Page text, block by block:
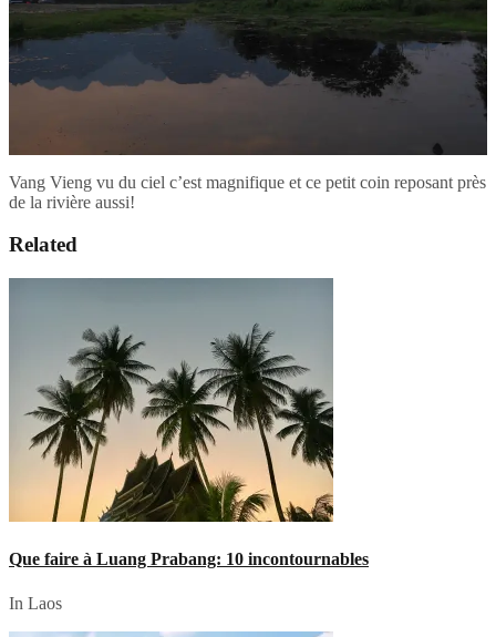
Vang Vieng vu du ciel c’est magnifique et ce petit coin reposant près
de la rivière aussi!
Related
Que faire à Luang Prabang: 10 incontournables
In Laos